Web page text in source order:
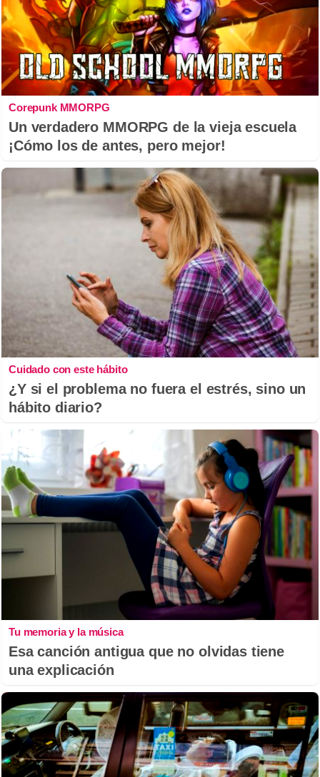
Corepunk MMORPG
Un verdadero MMORPG de la vieja escuela
¡Cómo los de antes, pero mejor!
Cuidado con este hábito
¿Y si el problema no fuera el estrés, sino un
hábito diario?
Tu memoria y la música
Esa canción antigua que no olvidas tiene
una explicación